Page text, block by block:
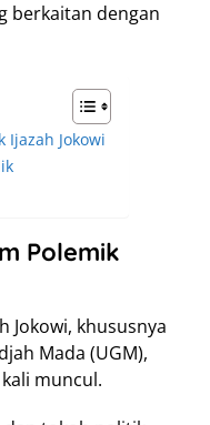
berkaitan dengan
Ijazah Jokowi
Polemik
Jokowi, khususnya
Mada (UGM),
muncul.